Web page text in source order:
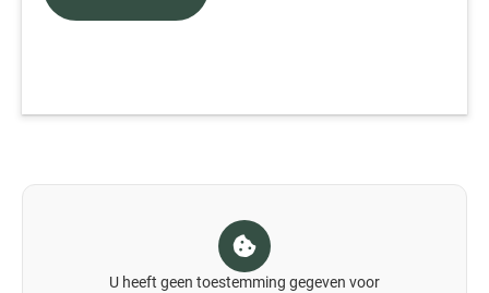
U heeft geen toestemming gegeven voor